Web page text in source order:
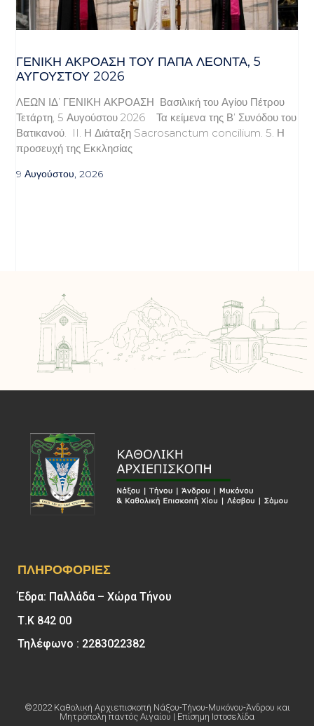
ΓΕΝΙΚΉ ΑΚΡΌΑΣΗ ΤΟΥ ΠΆΠΑ ΛΈΟΝΤΑ, 5
ΑΥΓΟΎΣΤΟΥ 2026
ΛΕΩΝ ΙΔ’ ΓΕΝΙΚΗ ΑΚΡΟΑΣΗ Βασιλική του Αγίου Πέτρου
Τετάρτη, 5 Αυγούστου 2026 Τα κείμενα της Β’ Συνόδου του
Βατικανού. II. Η Διάταξη Sacrosanctum concilium. 5. Η
προσευχή της Εκκλησίας
9 Αυγούστου, 2026
ΠΛΗΡΟΦΟΡΊΕΣ
Έδρα: Παλλάδα – Χώρα Τήνου
Τ.Κ 842 00
Τηλέφωνο : 2283022382
©2022 Καθολική Αρχιεπισκοπή Νάξου-Τήνου-Μυκόνου-Άνδρου και
Μητρόπολη παντός Αιγαίου | Επίσημη Ιστοσελίδα